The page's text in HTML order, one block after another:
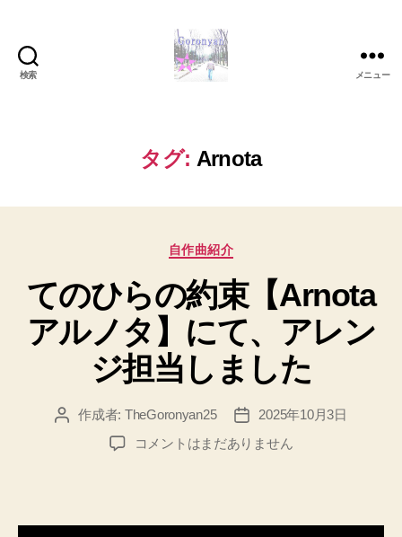
検索
マ
イ
ド
音
と
日
常
の
と
メニュー
タグ: Arnota
カ
ゴ
リ
ー
自作曲紹介
てのひらの約束【Arnota
アルノタ】にて、アレン
ジ担当しました
投 作成者: TheGoronyan25
投
稿
日
2025年10月3日
て
の
コメントはまだありません